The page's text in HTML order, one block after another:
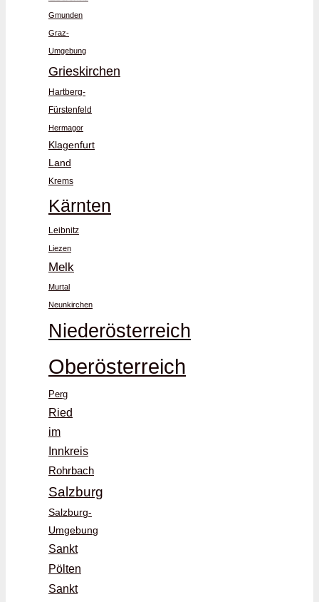
Gmunden
Graz-
Umgebung
Grieskirchen
Hartberg-
Fürstenfeld
Hermagor
Klagenfurt
Land
Krems
Kärnten
Leibnitz
Liezen
Melk
Murtal
Neunkirchen
Niederösterreich
Oberösterreich
Perg
Ried
im
Innkreis
Rohrbach
Salzburg
Salzburg-
Umgebung
Sankt
Pölten
Sankt